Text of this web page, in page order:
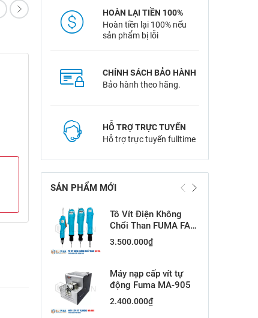
HOÀN LẠI TIỀN 100%
Hoàn tiền lại 100% nếu
sản phẩm bị lỗi
CHÍNH SÁCH BẢO HÀNH
Bảo hành theo hãng.
HỖ TRỢ TRỰC TUYẾN
Hỗ trợ trực tuyến fulltime
SẢN PHẨM MỚI
Tô Vít Điện Không
Chổi Than FUMA FA-
15L
3.500.000₫
Máy nạp cấp vít tự
động Fuma MA-905
2.400.000₫